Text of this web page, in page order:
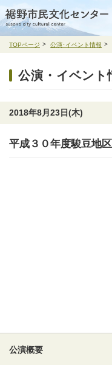
TOPページ 公演･イベント情報
公演・イベント
2018年8月23日(木)
平成３０年度駿豆地
公演概要